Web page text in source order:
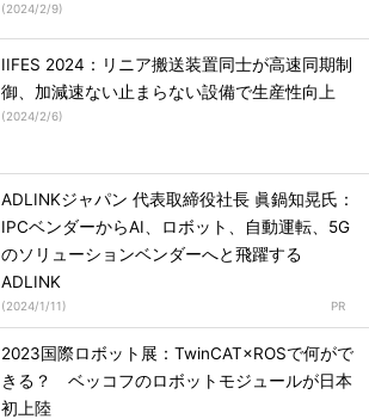
(2024/2/9)
IIFES 2024：リニア搬送装置同士が高速同期制
御、加減速ない止まらない設備で生産性向上
(2024/2/6)
ADLINKジャパン 代表取締役社長 眞鍋知晃氏：
IPCベンダーからAI、ロボット、自動運転、5G
のソリューションベンダーへと飛躍する
ADLINK
(2024/1/11)
2023国際ロボット展：TwinCAT×ROSで何がで
きる？ ベッコフのロボットモジュールが日本
初上陸